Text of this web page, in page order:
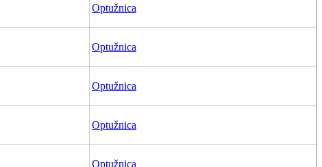
Optužnica
Optužnica
Optužnica
Optužnica
Optužnica